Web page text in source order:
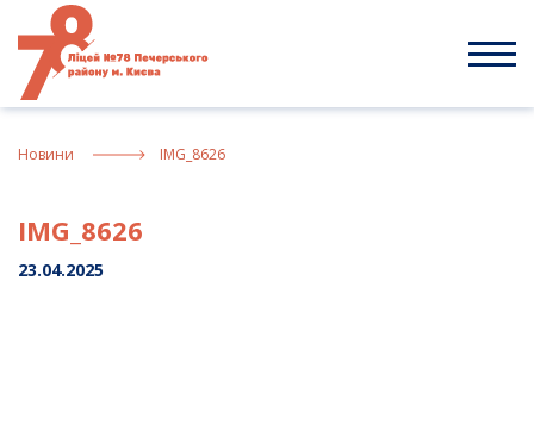
content
Новини IMG_8626
IMG_8626
23.04.2025